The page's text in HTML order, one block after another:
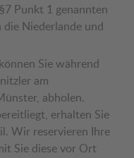
Punkt 1 genannten
die Niederlande und
Sie während
am
abholen.
erhalten Sie
Wir reservieren Ihre
Sie diese vor Ort